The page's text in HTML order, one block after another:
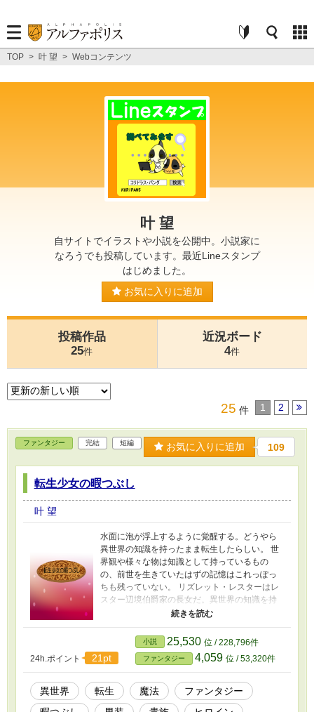
TOP > 叶 望 > Webコンテンツ
叶 望
自サイトでイラストや小説を公開中。小説家に
なろうでも投稿しています。最近Lineスタンプ
はじめました。
お気に入りに追加
投稿作品
25件
近況ボード
4件
25 件 1 2
ファンタジー 完結 短編 お気に入りに追加 109
転生少女の暇つぶし
叶 望
水面に泡が浮上するように覚醒する。どうやら
異世界の知識を持ったまま転生したらしい。 世
界観や様々な物は知識として持っているもの
の、前世を生きていたはずの記憶はこれっぽっ
ちも残っていない。 リズレット・レスターはレ
スター辺境伯爵家の長女だ。異世界の知識を持
つリズレットは娯楽がろくにない世界で暇を持
て余していた。 赤子なので当然ではあるものの
それは長い時間との戦いだ。時間を有意義に楽
しく過ごしたい。その思いがリズレットを突き
動かす原点となった。 ※他サイトにも投稿して
います。
24h.ポイント 21pt
小説 25,530 位 / 228,796件
ファンタジー 4,059 位 / 53,320件
異世界 転生 魔法
ファンタジー